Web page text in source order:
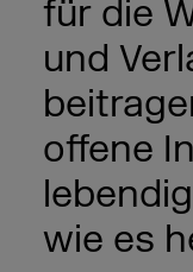
für die
und
offene
wie es